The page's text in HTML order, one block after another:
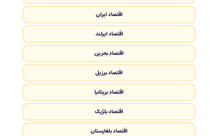
اقتصاد ایران
اقتصاد ایرلند
اقتصاد بحرین
اقتصاد برزیل
اقتصاد بریتانیا
اقتصاد بلژیک
اقتصاد بلغارستان